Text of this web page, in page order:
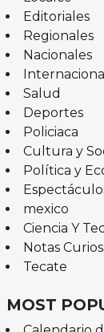
Editoriales
Regionales
Nacionales
Salud
Deportes
Policiaca
Cultura y
Política y
mexico
Ciencia Y
Notas
Tecate
MOST